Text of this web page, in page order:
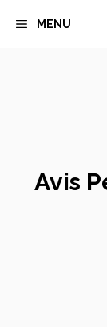
MENU
Avis